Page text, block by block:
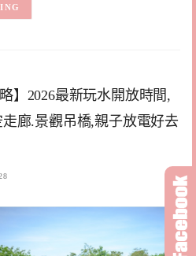
】2026最新玩水開放時間,
廊.景觀吊橋,親子放電好去